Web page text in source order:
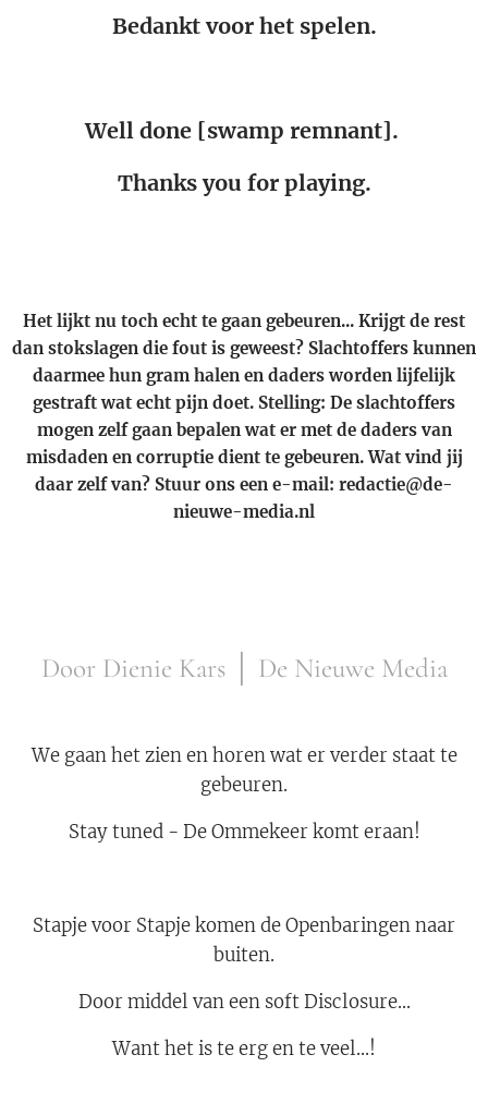
Bedankt voor het spelen.
Well done [swamp remnant].
Thanks you for playing.
Het lijkt nu toch echt te gaan gebeuren... Krijgt de rest
dan stokslagen die fout is geweest? Slachtoffers kunnen
daarmee hun gram halen en daders worden lijfelijk
gestraft wat echt pijn doet. Stelling: De slachtoffers
mogen zelf gaan bepalen wat er met de daders van
misdaden en corruptie dient te gebeuren. Wat vind jij
daar zelf van? Stuur ons een e-mail: redactie@de-
nieuwe-media.nl
Door Dienie Kars │ De Nieuwe Media
We gaan het zien en horen wat er verder staat te
gebeuren.
Stay tuned - De Ommekeer komt eraan!
Stapje voor Stapje komen de Openbaringen naar
buiten.
Door middel van een soft Disclosure...
Want het is te erg en te veel...!